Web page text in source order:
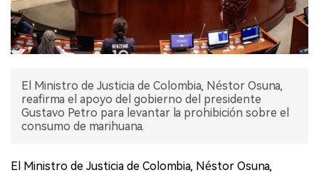
El Ministro de Justicia de Colombia, Néstor Osuna,
reafirma el apoyo del gobierno del presidente
Gustavo Petro para levantar la prohibición sobre el
consumo de marihuana.
El Ministro de Justicia de Colombia, Néstor Osuna,